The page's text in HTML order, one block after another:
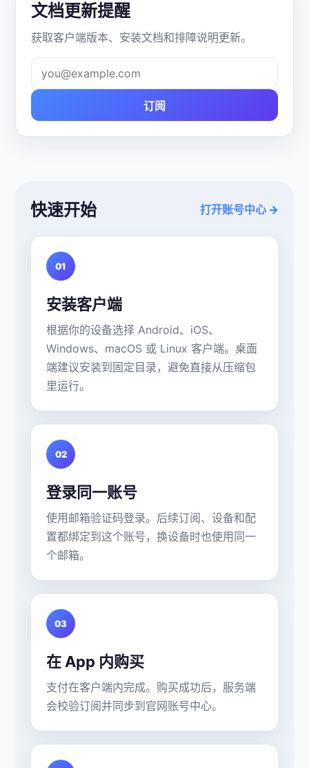
文档更新提醒
获取客户端版本、安装文档和排障说明更新。
订阅
快速开始 打开账号中心 →
01
安装客户端
根据你的设备选择 Android、iOS、
Windows、macOS 或 Linux 客户端。桌面
端建议安装到固定目录，避免直接从压缩包
里运行。
02
登录同一账号
使用邮箱验证码登录。后续订阅、设备和配
置都绑定到这个账号，换设备时也使用同一
个邮箱。
03
在 App 内购买
支付在客户端内完成。购买成功后，服务端
会校验订阅并同步到官网账号中心。